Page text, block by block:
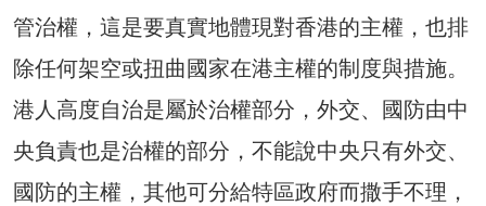
管治權，這是要真實地體現對香港的主權，也排
除任何架空或扭曲國家在港主權的制度與措施。
港人高度自治是屬於治權部分，外交、國防由中
央負責也是治權的部分，不能說中央只有外交、
國防的主權，其他可分給特區政府而撒手不理，